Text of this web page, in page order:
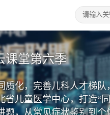
课堂第六季
质化，完善儿科人才梯
省儿童医学中心，打造“
题，从常见症状鉴别到